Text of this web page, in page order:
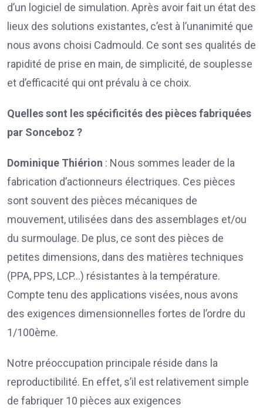
d’un logiciel de simulation. Après avoir fait un état des
lieux des solutions existantes, c’est à l’unanimité que
nous avons choisi Cadmould. Ce sont ses qualités de
rapidité de prise en main, de simplicité, de souplesse
et d’efficacité qui ont prévalu à ce choix.
Quelles sont les spécificités des pièces fabriquées
par Sonceboz ?
Dominique Thiérion : Nous sommes leader de la
fabrication d’actionneurs électriques. Ces pièces
sont souvent des pièces mécaniques de
mouvement, utilisées dans des assemblages et/ou
du surmoulage. De plus, ce sont des pièces de
petites dimensions, dans des matières techniques
(PPA, PPS, LCP…) résistantes à la température.
Compte tenu des applications visées, nous avons
des exigences dimensionnelles fortes de l’ordre du
1/100ème.
Notre préoccupation principale réside dans la
reproductibilité. En effet, s’il est relativement simple
de fabriquer 10 pièces aux exigences